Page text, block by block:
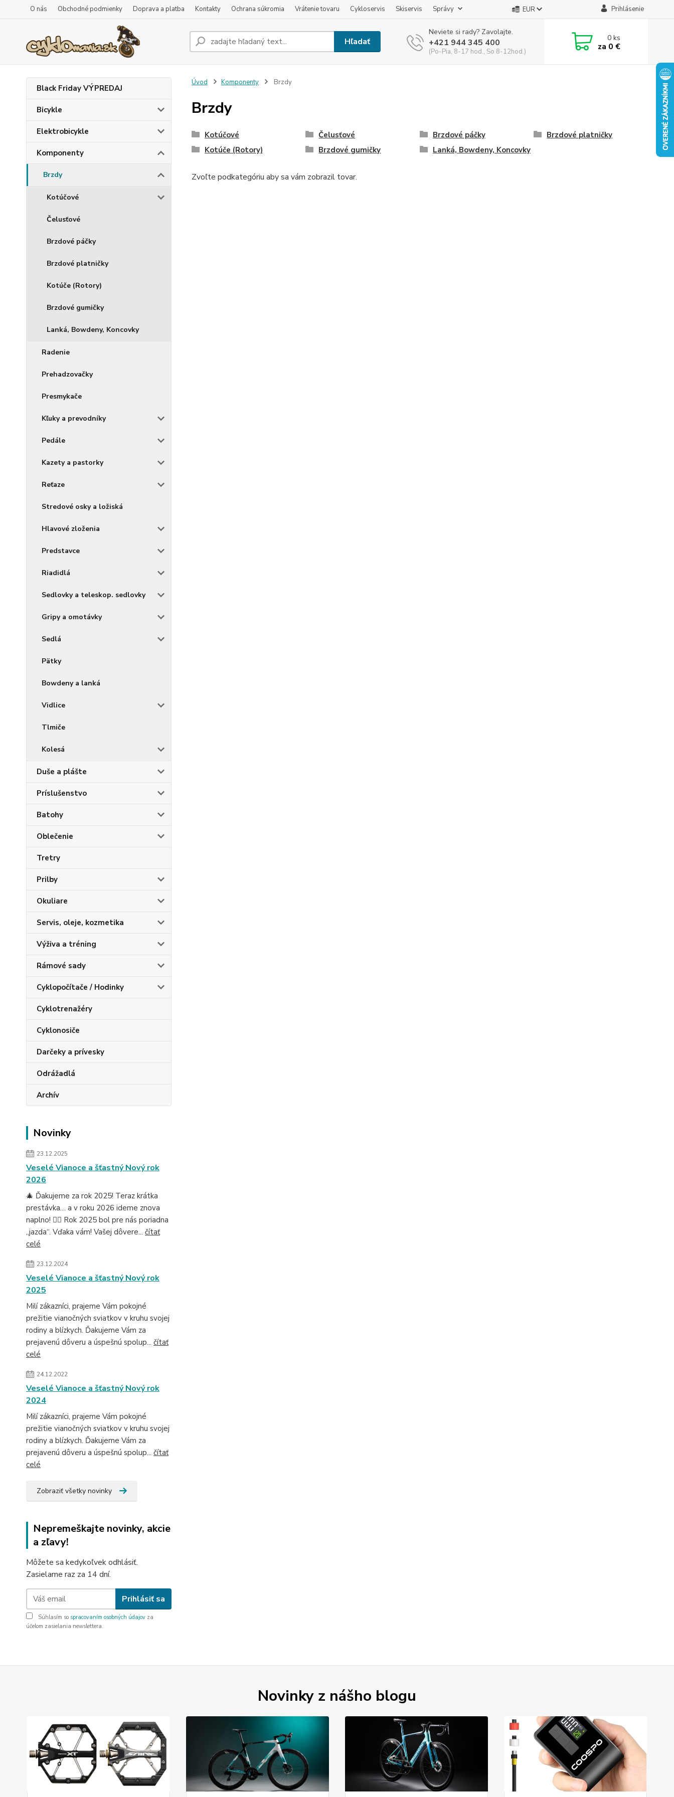
O nás Obchodné podmienky Doprava a platba Kontakty Ochrana súkromia Vrátenie tovaru Cykloservis Skiservis Správy EUR Prihlásenie
Hľadať
Neviete si rady? Zavolajte.
+421 944 345 400
(Po-Pia, 8-17 hod., So 8-12hod.)
0ks
za 0 €
Black Friday VÝPREDAJ
Bicykle
Elektrobicykle
Komponenty
Brzdy
Kotúčové
Čelusťové
Brzdové páčky
Brzdové platničky
Kotúče (Rotory)
Brzdové gumičky
Lanká, Bowdeny, Koncovky
Radenie
Prehadzovačky
Presmykače
Kľuky a prevodníky
Pedále
Kazety a pastorky
Reťaze
Stredové osky a ložiská
Hlavové zloženia
Predstavce
Riadidlá
Sedlovky a teleskop. sedlovky
Gripy a omotávky
Sedlá
Pätky
Bowdeny a lanká
Vidlice
Tlmiče
Kolesá
Duše a plášte
Príslušenstvo
Batohy
Oblečenie
Tretry
Prilby
Okuliare
Servis, oleje, kozmetika
Výživa a tréning
Rámové sady
Cyklopočítače / Hodinky
Cyklotrenažéry
Cyklonosiče
Darčeky a prívesky
Odrážadlá
Archív
Novinky
23.12.2025
Veselé Vianoce a šťastný Nový rok
2026
🎄 Ďakujeme za rok 2025! Teraz krátka
prestávka… a v roku 2026 ideme znova
naplno! 🚴‍♂️ Rok 2025 bol pre nás poriadna
„jazda“. Vďaka vám! Vašej dôvere... čítať
celé
23.12.2024
Veselé Vianoce a šťastný Nový rok
2025
Milí zákazníci, prajeme Vám pokojné
prežitie vianočných sviatkov v kruhu svojej
rodiny a blízkych. Ďakujeme Vám za
prejavenú dôveru a úspešnú spolup... čítať
celé
24.12.2022
Veselé Vianoce a šťastný Nový rok
2024
Milí zákazníci, prajeme Vám pokojné
prežitie vianočných sviatkov v kruhu svojej
rodiny a blízkych. Ďakujeme Vám za
prejavenú dôveru a úspešnú spolup... čítať
celé
Zobraziť všetky novinky
Nepremeškajte novinky, akcie
a zľavy!
Môžete sa kedykoľvek odhlásiť.
Zasielame raz za 14 dní.
Prihlásiť sa
Súhlasím so spracovaním osobných údajov za
účelom zasielania newslettera.
Úvod Komponenty Brzdy
Brzdy
Kotúčové Čelusťové Brzdové páčky
Brzdové platničky
Kotúče (Rotory)
Brzdové gumičky Lanká, Bowdeny, Koncovky
Zvoľte podkategóriu aby sa vám zobrazil tovar.
Novinky z nášho blogu